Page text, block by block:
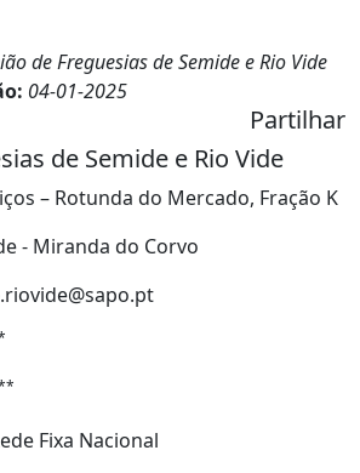
de Freguesias de Semide e Rio Vide
04-01-2025
Partilhar
de Semide e Rio Vide
– Rotunda do Mercado, Fração K
- Miranda do Corvo
Fixa Nacional